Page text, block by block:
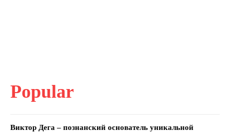
Popular
Виктор Дега – познанский основатель уникальной